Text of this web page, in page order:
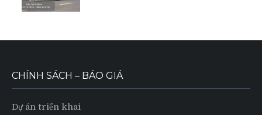
CHÍNH SÁCH – BÁO GIÁ
Dự án triển khai